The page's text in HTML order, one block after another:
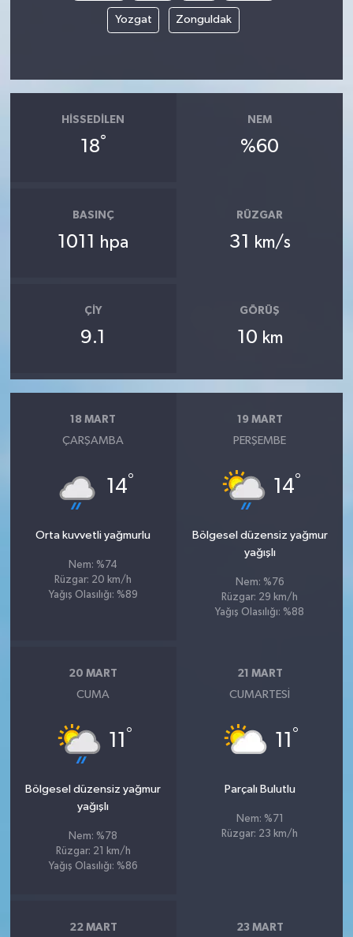
Yozgat Zonguldak
HISSEDILEN
18°
NEM
%60
BASINÇ
1011 hpa
RÜZGAR
31 km/s
ÇIY
9.1
GÖRÜŞ
10 km
18 MART
ÇARŞAMBA
14°
Orta kuvvetli yağmurlu
Nem: %74
Rüzgar: 20 km/h
Yağış Olasılığı: %89
19 MART
PERŞEMBE
14°
Bölgesel düzensiz yağmur
yağışlı
Nem: %76
Rüzgar: 29 km/h
Yağış Olasılığı: %88
20 MART
CUMA
11 °
Bölgesel düzensiz yağmur
yağışlı
Nem: %78
Rüzgar: 21 km/h
Yağış Olasılığı: %86
21 MART
CUMARTESI
11 °
Parçalı Bulutlu
Nem: %71
Rüzgar: 23 km/h
22 MART 23 MART